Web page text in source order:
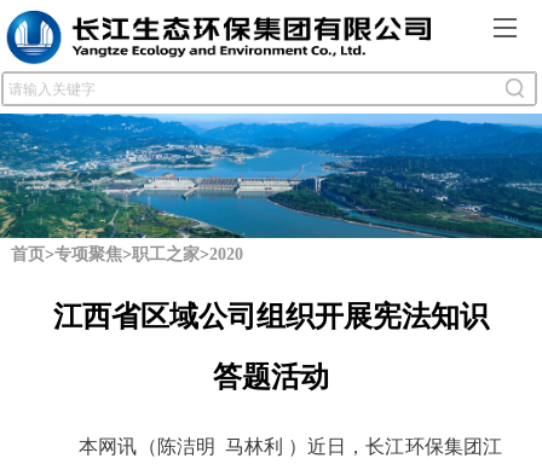
首页>专项聚焦>职工之家>2020
江西省区域公司组织开展宪法知识
答题活动
本网讯（ 陈洁明 马林利 ）近日，长江环保集团江